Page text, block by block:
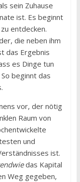
sein Zuhause
ist. Es beginnt
entdecken.
die neben ihm
das Ergebnis
es Dinge tun
beginnt das
vor, der nötig
Raum von
und
ist.
das Kapital
Weg gegeben,